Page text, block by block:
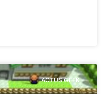
ACTUS GEEK